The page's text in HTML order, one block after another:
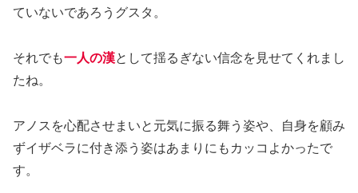
ていないであろうグスタ。
それでも一人の漢として揺るぎない信念を見せてくれまし
たね。
アノスを心配させまいと元気に振る舞う姿や、自身を顧み
ずイザベラに付き添う姿はあまりにもカッコよかったで
す。